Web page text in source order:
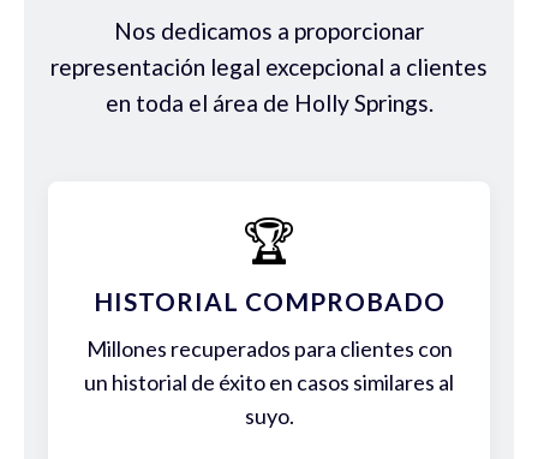
Nos dedicamos a proporcionar
representación legal excepcional a clientes
en toda el área de Holly Springs.
🏆
HISTORIAL COMPROBADO
Millones recuperados para clientes con
un historial de éxito en casos similares al
suyo.